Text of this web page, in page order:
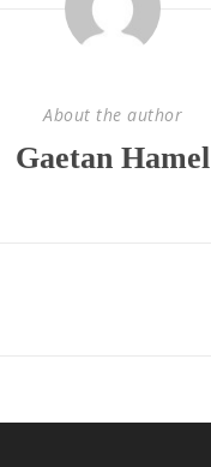
About the author
Gaetan Hamel